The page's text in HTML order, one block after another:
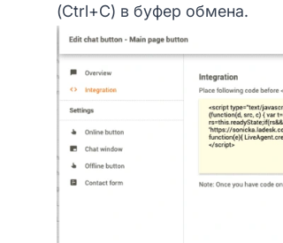
(Ctrl+C) в буфер обмена.